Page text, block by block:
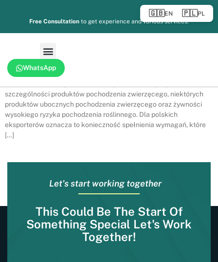
Free Consultation to get experience and various services.
WhatsApp
food and drink products enter the country. Since the introduction of
the Border Target Operating Model (BTOM), all imports of products
of animal origin (POAO), certain animal by-products, and high-risk
Nowe realia importu żywności do Wielkiej Brytanii Od momentu
wdrożenia Border Target Operating Model (BTOM), import
produktów spożywczych do Wielkiej Brytanii podlega ścisłym
szczególności produktów pochodzenia zwierzęcego, niektórych
produktów ubocznych pochodzenia zwierzęcego oraz żywności
wysokiego ryzyka pochodzenia roślinnego. Dla polskich
eksporterów oznacza to konieczność spełnienia wymagań, które
[…]
Let's start working together
This Could Be The Start Of
Something Special Let's Work
Together!
🇬🇧EN 🇵🇱PL